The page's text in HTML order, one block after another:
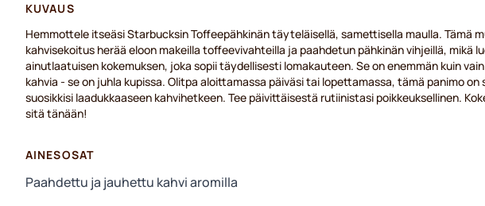
KUVAUS
Hemmottele itseäsi Starbucksin Toffeepähkinän täyteläisellä, samettisella maulla. Tämä
kahvisekoitus herää eloon makeilla toffeevivahteilla ja paahdetun pähkinän vihjeillä, mikä
ainutlaatuisen kokemuksen, joka sopii täydellisesti lomakauteen. Se on enemmän kuin vain
kahvia - se on juhla kupissa. Olitpa aloittamassa päiväsi tai lopettamassa, tämä panimo on
suosikkisi laadukkaaseen kahvihetkeen. Tee päivittäisestä rutiinistasi poikkeuksellinen.
sitä tänään!
AINESOSAT
Paahdettu ja jauhettu kahvi aromilla